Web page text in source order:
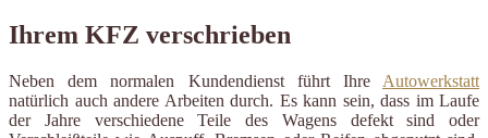
Ihrem KFZ verschrieben
Neben dem normalen Kundendienst führt Ihre Autowerkstatt
natürlich auch andere Arbeiten durch. Es kann sein, dass im Laufe
der Jahre verschiedene Teile des Wagens defekt sind oder